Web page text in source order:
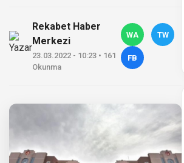
Rekabet Haber
Merkezi
23.03.2022 - 10:23 • 161
Okunma
WA TW
FB